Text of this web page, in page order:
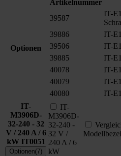
Optionen
Artikelnummer
39587
IT-
39886
IT-
39506
IT-
39885
IT-
40078
IT-
40079
IT-
40080
IT-
IT-
M3906D-
32-240 - 32
V / 240 A / 6
kW IT0051
Optionen(7)
IT-
M3906D-
32-240 -
32 V /
240 A / 6
kW